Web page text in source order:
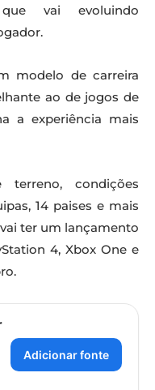
vai evoluindo
modelo de carreira
ao de jogos de
a experiência mais
condições
14 paises e mais
vai ter um lançamento
4, Xbox One e
Adicionar fonte